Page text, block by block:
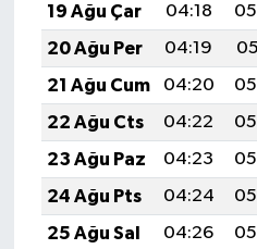
19 Ağu Çar
04:18
20 Ağu Per
04:19
21 Ağu Cum
04:20
22 Ağu Cts
04:22
23 Ağu Paz
04:23
24 Ağu Pts
04:24
25 Ağu Sal
04:26